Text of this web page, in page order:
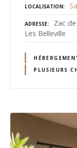
LOCALISATION
ADRESSE
Zac
Les Belleville
PLUSIEURS